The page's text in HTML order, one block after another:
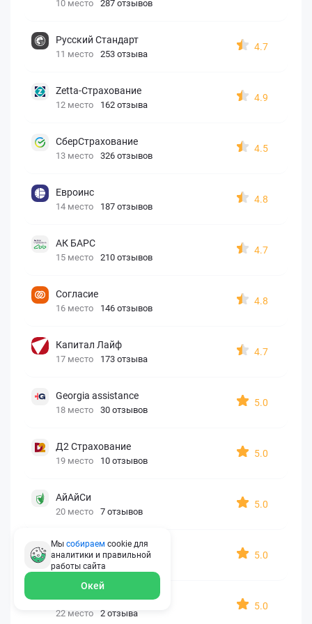
10 место 287 отзывов
Русский Стандарт
11 место 253 отзыва
4.7
Zetta-Страхование
12 место 162 отзыва
4.9
СберСтрахование
13 место 326 отзывов
4.5
Евроинс
14 место 187 отзывов
4.8
АК БАРС
15 место 210 отзывов
4.7
Согласие
16 место 146 отзывов
4.8
Капитал Лайф
17 место 173 отзыва
4.7
Georgia assistance
18 место 30 отзывов
5.0
Д2 Страхование
19 место 10 отзывов
5.0
АйАйСи
20 место 7 отзывов
5.0
OxySport
21 место 6 отзывов
5.0
ERGO AXA
22 место 2 отзыва
5.0
Мы собираем cookie для
аналитики и правильной
работы сайта
Окей